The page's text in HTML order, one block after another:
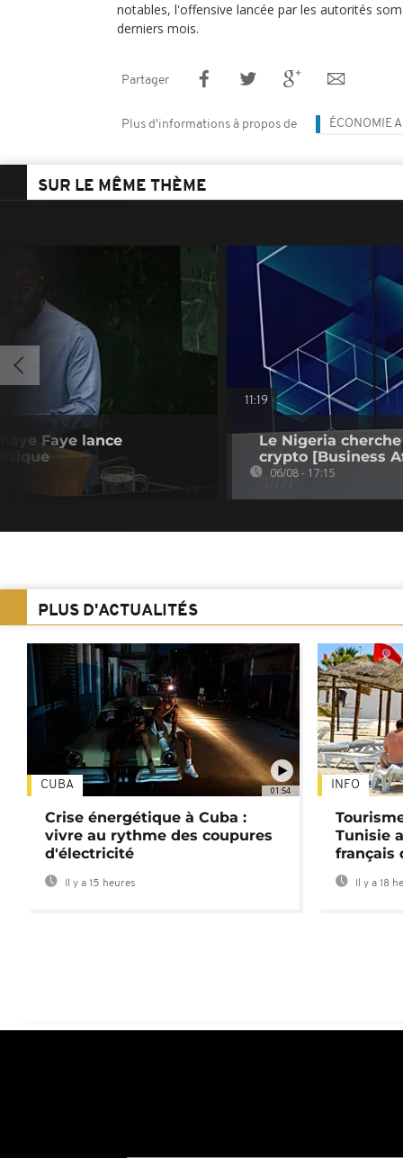
notables, l'offensive lancée par les autorités
derniers mois.
Partager
Plus d'informations à propos de ÉCONOMIE
SUR LE MÊME THÈME
Faye lance
11:19
Le Nigeria
crypto [Business
06/08 - 17:15
PLUS D'ACTUALITÉS
01:54
CUBA
Crise énergétique à Cuba :
vivre au rythme des coupures
d'électricité
Il y a 15 heures
INFO
Tunisie
français
Il y a 18